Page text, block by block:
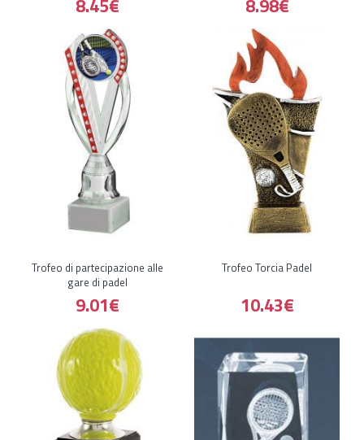
8.45€ 8.98€
Trofeo di partecipazione alle
gare di padel
9.01€
Trofeo Torcia Padel
10.43€